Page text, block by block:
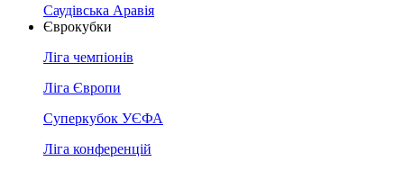
Саудівська Аравія
Єврокубки
Ліга чемпіонів
Ліга Європи
Суперкубок УЄФА
Ліга конференцій